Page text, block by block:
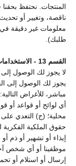
المنتجات. نحتفظ
ناقصة، وتغيير أو
معلومات غير دقيقة
طلبك).
القسم 13 - الاستخدامات المحظورة
لا يجوز لك الوصول
يجوز لك الوصول إلى
مباشر، للأغراض
أي لوائح أو قواعد أو
محلية؛ (ج) التعدي على
حقوق الملكية الفكرية
إيذاء أو تشهير أو ذم
موظفينا أو أي شخص
إرسال أو استلام أو